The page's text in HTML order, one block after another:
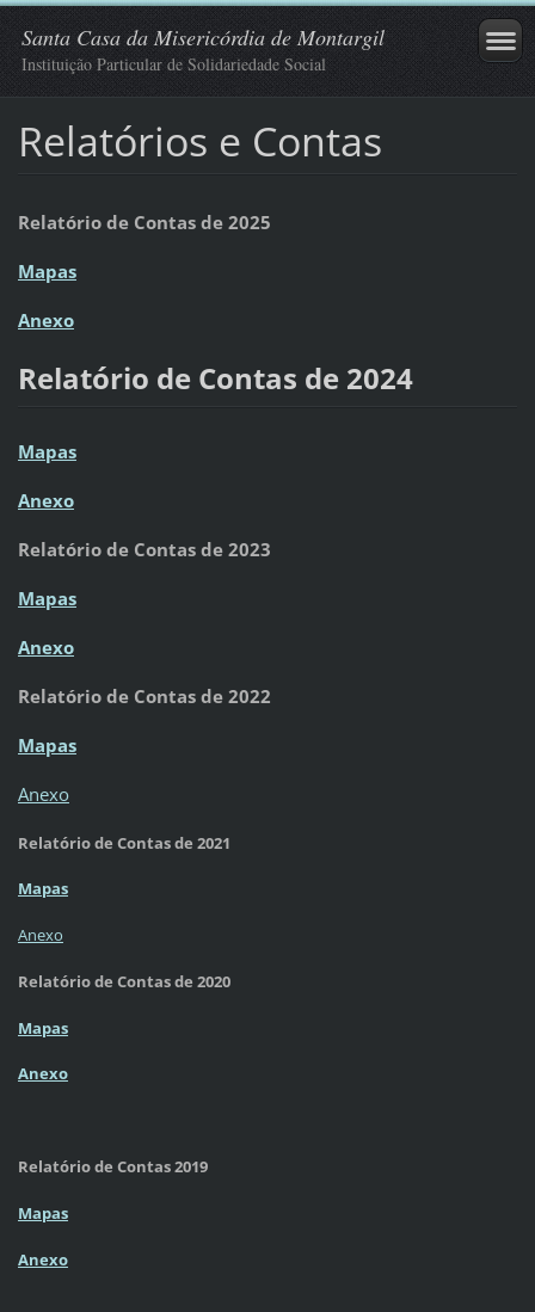
Santa Casa da Misericórdia de Montargil
Instituição Particular de Solidariedade Social
Relatórios e Contas
Relatório de Contas de 2025
Mapas
Anexo
Relatório de Contas de 2024
Mapas
Anexo
Relatório de Contas de 2023
Mapas
Anexo
Relatório de Contas de 2022
Mapas
Anexo
Relatório de Contas de 2021
Mapas
Anexo
Relatório de Contas de 2020
Mapas
Anexo
Relatório de Contas 2019
Mapas
Anexo